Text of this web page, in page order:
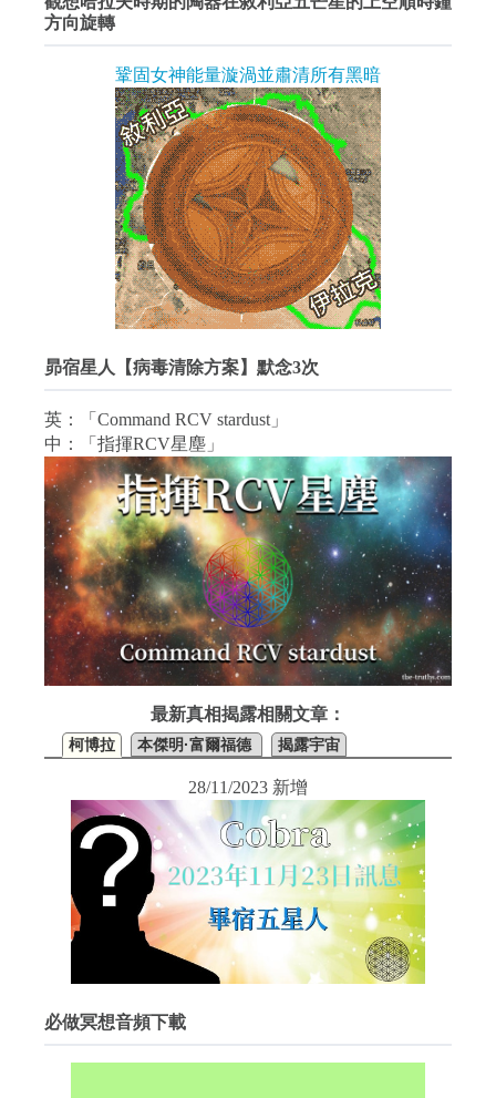
方向旋轉
鞏固女神能量漩渦並肅清所有黑暗
昴宿星人【病毒清除方案】默念3次
英：「Command RCV stardust」
中：「指揮RCV星塵」
最新真相揭露相關文章：
柯博拉 本傑明·富爾福德 揭露宇宙
28/11/2023 新增
必做冥想音頻下載